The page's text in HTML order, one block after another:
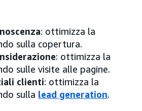
: ottimizza la
sulla copertura.
: ottimizza la
sulle visite alle pagine.
clienti: ottimizza la
sulla lead generation.